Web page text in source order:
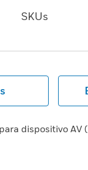
SKUs
dispositivo